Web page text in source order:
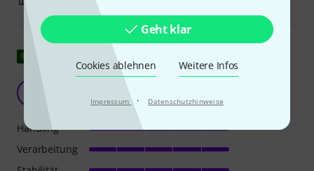
Geht klar
Cookies ablehnen Weitere Infos
Impressum · Datenschutzhinweise
Original zeigen
Maíra 15.10.2024
Handling
Verarbeitung